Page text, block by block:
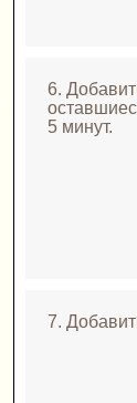
6.
5 минут.
7.